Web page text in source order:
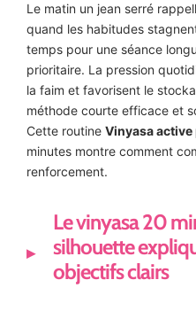
Le matin un jean serré
quand les habitudes
temps pour une séance
prioritaire. La pression
la faim et favorisent le
méthode courte efficace et
Cette routine Vinyasa
minutes montre comment
renforcement.
Le vinyasa 20
silhouette
objectifs clairs